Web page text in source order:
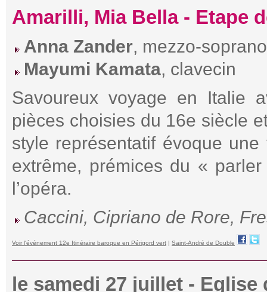
Amarilli, Mia Bella - Etape
Anna Zander, mezzo-soprano
Mayumi Kamata, clavecin
Savoureux voyage en Italie
pièces choisies du 16e siècle
style représentatif évoque une
extrême, prémices du «
l’opéra.
Caccini, Cipriano de Rore,
Voir l'événement 12e Itinéraire baroque en Périgord vert | Saint-André de Double
le samedi 27 juillet -